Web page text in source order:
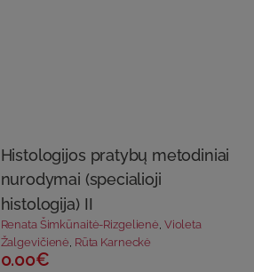
Histologijos pratybų metodiniai
nurodymai (specialioji
histologija) II
Renata Šimkūnaitė-Rizgelienė, Violeta
Žalgevičienė Rūta Karneckė
0.00€